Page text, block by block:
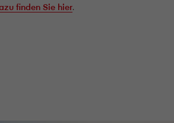
finden Sie hier.